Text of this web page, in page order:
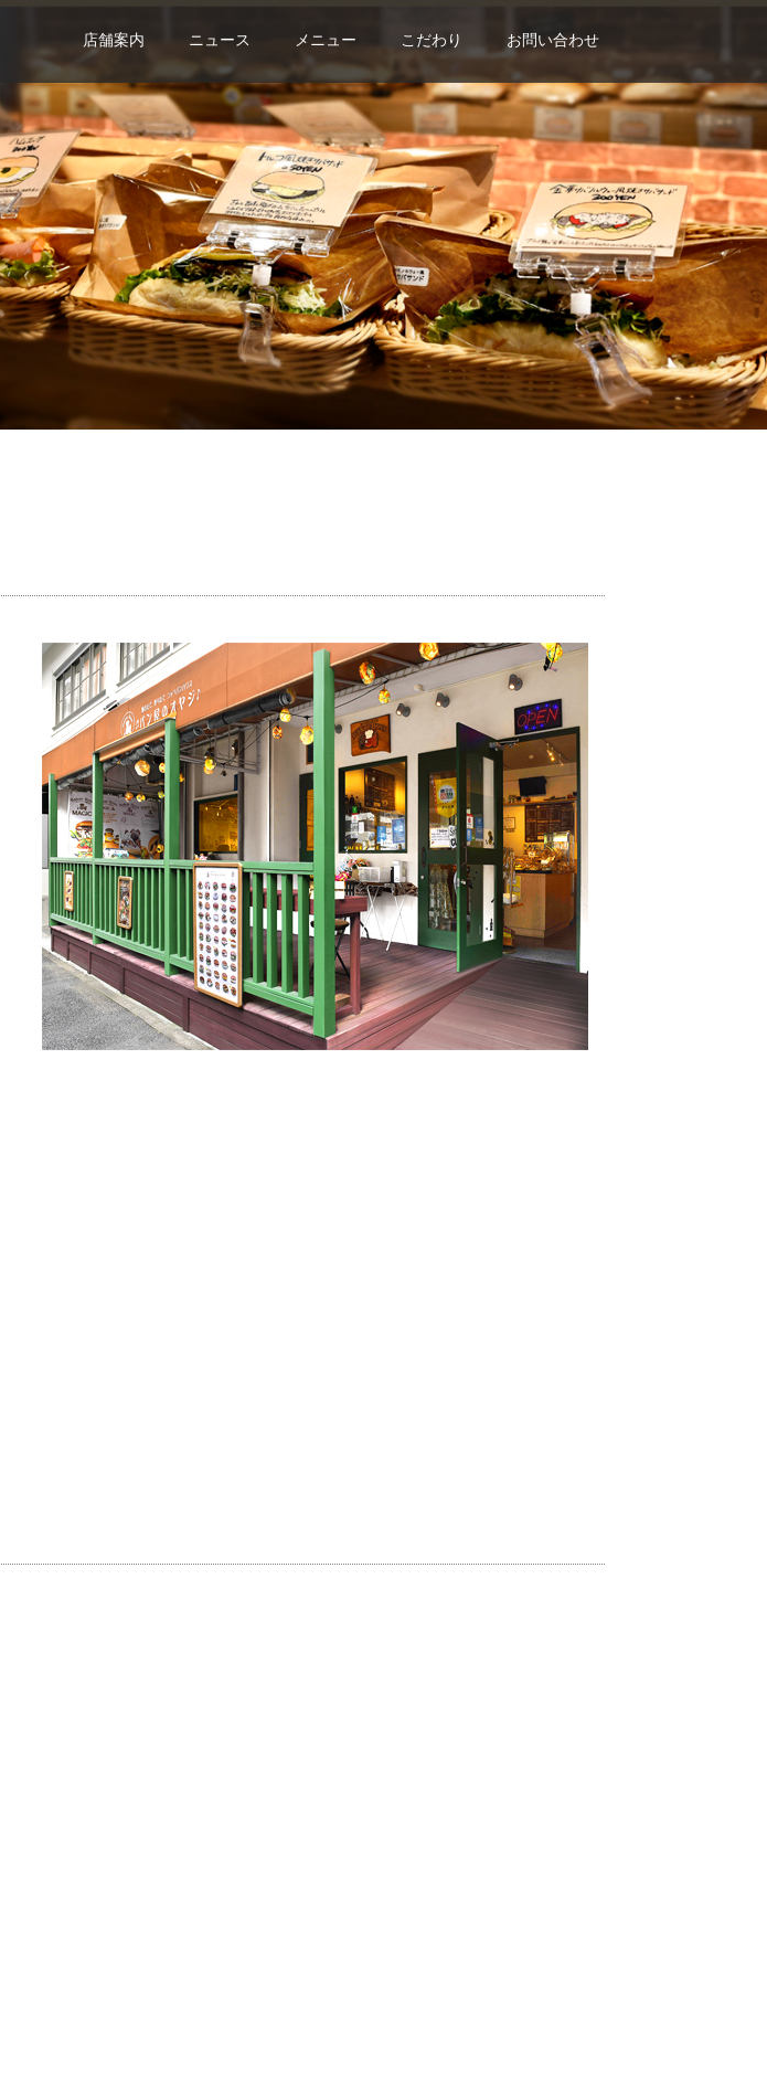
店舗案内 ニュース メニュー こだわり お問い合わせ